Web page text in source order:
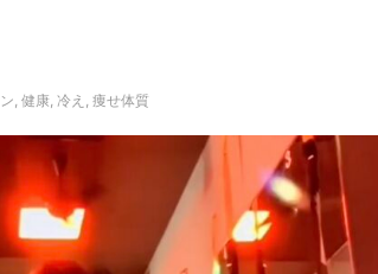
, 健康, 冷え , 痩せ体質